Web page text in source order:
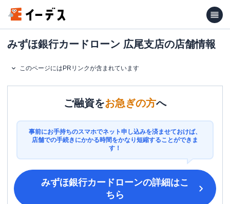
みずほ銀行カードローン 広尾支店の店舗情報
このページにはPRリンクが含まれています
ご融資をお急ぎの方へ
事前にお手持ちのスマホでネット申し込みを済ませておけば、
店舗での手続きにかかる時間をかなり短縮することができま
す！
みずほ銀行カードローンの詳細はこ
ちら